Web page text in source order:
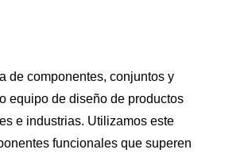
de componentes, conjuntos y
equipo de diseño de productos
e industrias. Utilizamos este
funcionales que superen